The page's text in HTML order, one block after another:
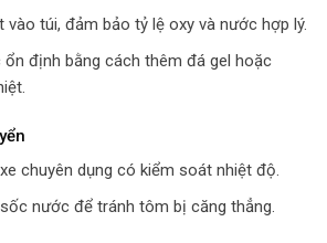
vào túi, đảm bảo tỷ lệ oxy và nước hợp lý.
định bằng cách thêm đá gel hoặc
chuyên dụng có kiểm soát nhiệt độ.
nước để tránh tôm bị căng thẳng.